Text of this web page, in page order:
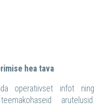
hea tava
operatiivset infot ning
arutelusid.